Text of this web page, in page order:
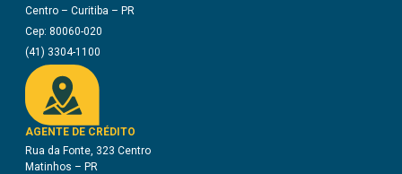
Centro – Curitiba – PR
Cep: 80060-020
(41) 3304-1100
AGENTE DE CRÉDITO
Rua da Fonte, 323 Centro
Matinhos – PR